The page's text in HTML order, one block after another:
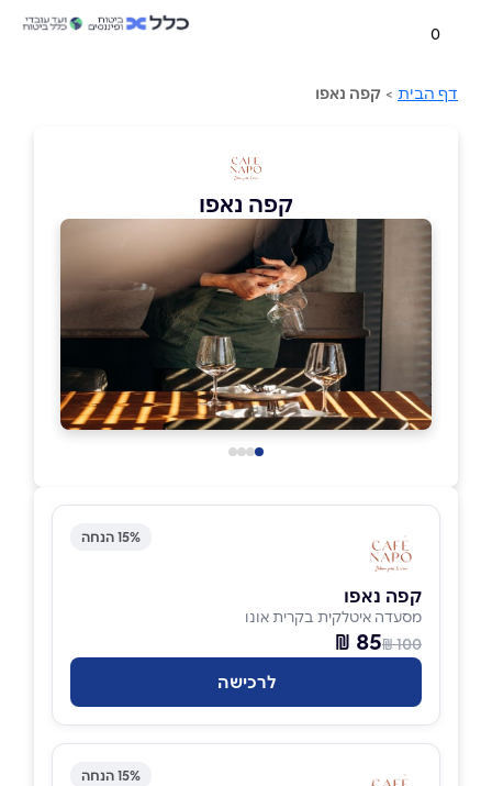
0
דף הבית > קפה נאפו
קפה נאפו
15% הנחה
קפה נאפו
מסעדה איטלקית בקרית אונו
100 ₪
85 ₪
לרכישה
15% הנחה